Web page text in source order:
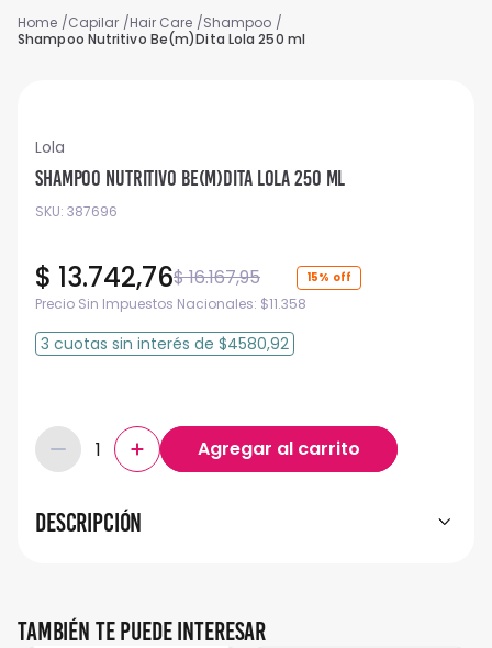
Capilar Hair Care
Shampoo
Shampoo Nutritivo Be(m)Dita Lola 250 ml
Lola
Shampoo Nutritivo Be(m)Dita Lola 250 ml
SKU: 387696
$16.167,95
$ 13.742,76 15%
Precio Sin Impuestos Nacionales: $11.358
3 cuotas sin interés de $4580,92
Descripción
También te puede interesar